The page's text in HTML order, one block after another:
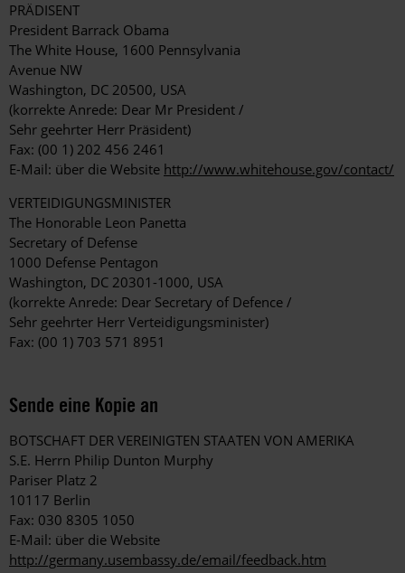
PRÄDISENT
President Barrack Obama
The White House, 1600 Pennsylvania
Avenue NW
Washington, DC 20500, USA
(korrekte Anrede: Dear Mr President /
Sehr geehrter Herr Präsident)
Fax: (00 1) 202 456 2461
E-Mail: über die Website http://www.whitehouse.gov/contact/
VERTEIDIGUNGSMINISTER
The Honorable Leon Panetta
Secretary of Defense
1000 Defense Pentagon
Washington, DC 20301-1000, USA
(korrekte Anrede: Dear Secretary of Defence /
Sehr geehrter Herr Verteidigungsminister)
Fax: (00 1) 703 571 8951
Sende eine Kopie an
BOTSCHAFT DER VEREINIGTEN STAATEN VON AMERIKA
S.E. Herrn Philip Dunton Murphy
Pariser Platz 2
10117 Berlin
Fax: 030 8305 1050
E-Mail: über die Website
http://germany.usembassy.de/email/feedback.htm